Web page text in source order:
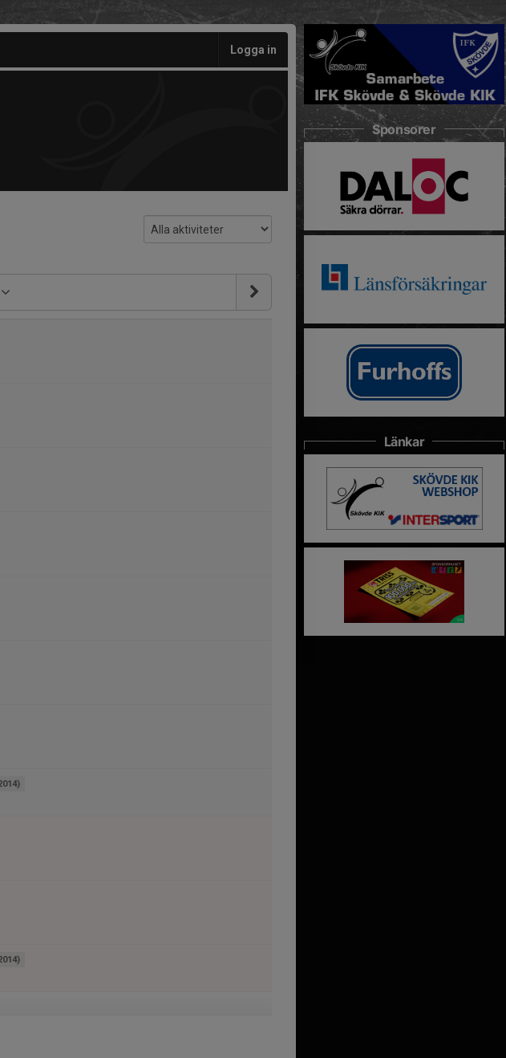
Logga in
Sponsorer
Länkar